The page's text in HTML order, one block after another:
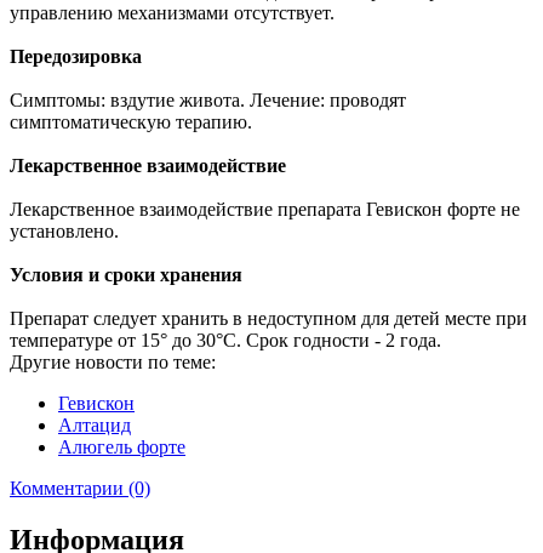
управлению механизмами отсутствует.
Передозировка
Симптомы: вздутие живота. Лечение: проводят
симптоматическую терапию.
Лекарственное взаимодействие
Лекарственное взаимодействие препарата Гевискон форте не
установлено.
Условия и сроки хранения
Препарат следует хранить в недоступном для детей месте при
температуре от 15° до 30°С. Срок годности - 2 года.
Другие новости по теме:
Гевискон
Алтацид
Алюгель форте
Комментарии (0)
Информация